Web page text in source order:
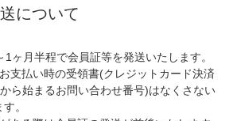
について
ヶ月半程で会員証等を発送いたします。
支払い時の受領書(クレジットカード決済
ら始まるお問い合わせ番号)はなくさない
。